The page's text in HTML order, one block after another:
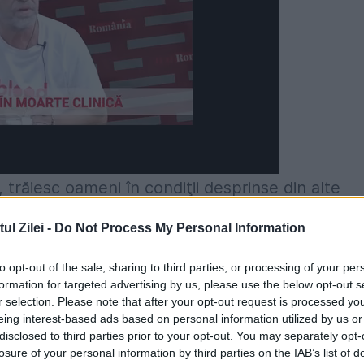
Zilei - Do Not Process My Personal Information
opt-out of the sale, sharing to third parties, or processing of your
for targeted advertising by us, please use the below opt-out
selection. Please note that after your opt-out request is processed
interest-based ads based on personal information utilized by us
to third parties prior to your opt-out. You may separately
of your personal information by third parties on the IAB’s list of
oameni în condiţii desprinse din alte
sărăcie în aer... Aceasta este atmosfera de
ale Chinei.
foto şi arată o faţă neştiută a ţării care